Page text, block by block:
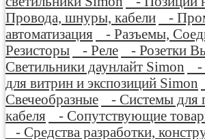
Провода, шнуры, кабели
-
автоматизация
- Разъемы,
Резисторы
- Реле - Розетки
Светильники даунлайт Simon
-
для витрин и экспозиций Simon
Свечеобразные
- Системы для
кабеля
- Сопутствующие
- Средства разработки,